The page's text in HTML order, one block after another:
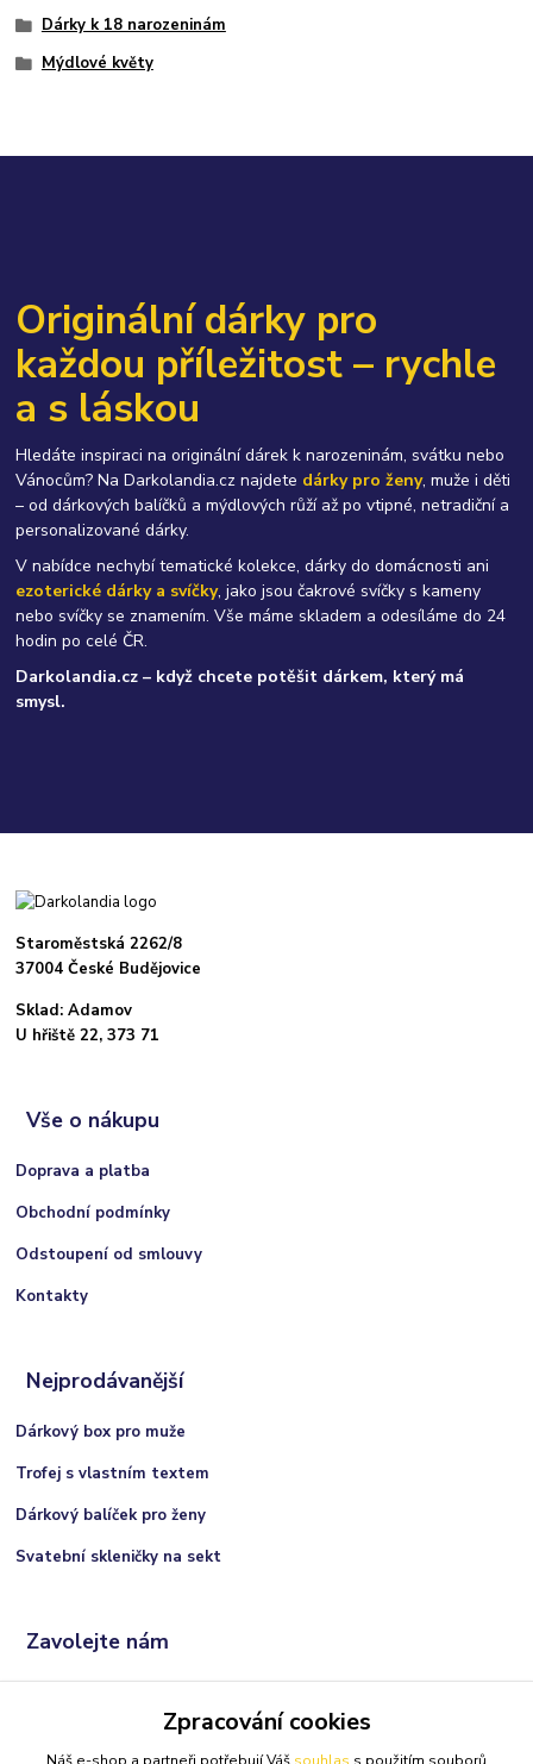
Dárky k 18 narozeninám
Mýdlové květy
Originální dárky pro
každou příležitost – rychle
a s láskou
Hledáte inspiraci na originální dárek k narozeninám, svátku nebo
Vánocům? Na Darkolandia.cz najdete dárky pro ženy, muže i děti
– od dárkových balíčků a mýdlových růží až po vtipné, netradiční a
personalizované dárky.
V nabídce nechybí tematické kolekce, dárky do domácnosti ani
ezoterické dárky a svíčky, jako jsou čakrové svíčky s kameny
nebo svíčky se znamením. Vše máme skladem a odesíláme do 24
hodin po celé ČR.
Darkolandia.cz – když chcete potěšit dárkem, který má
smysl.
Staroměstská 2262/8
37004 České Budějovice
Sklad: Adamov
U hřiště 22, 373 71
Vše o nákupu
Doprava a platba
Obchodní podmínky
Odstoupení od smlouvy
Kontakty
Nejprodávanější
Dárkový box pro muže
Trofej s vlastním textem
Dárkový balíček pro ženy
Svatební skleničky na sekt
Zavolejte nám
(Po-Ne, 9:00 - 21:00 hod.)Zpracování cookies